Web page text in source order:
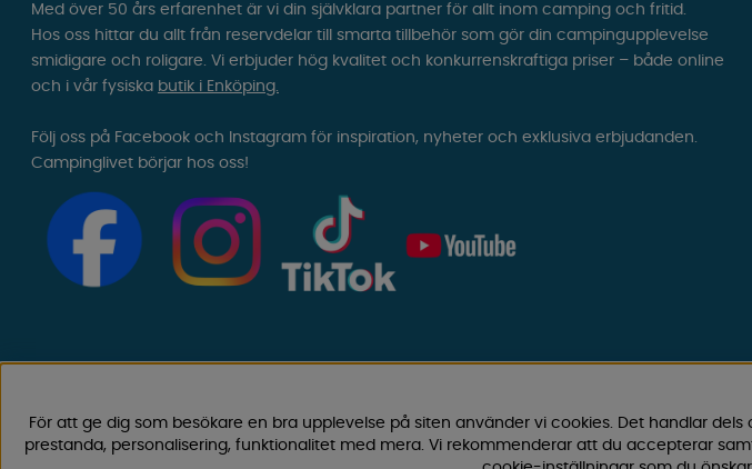
Med över 50 års erfarenhet är vi din självklara partner för allt inom camping och fritid.
Hos oss hittar du allt från reservdelar till smarta tillbehör som gör din campingupplevelse
smidigare och roligare. Vi erbjuder hög kvalitet och konkurrenskraftiga priser – både online
och i vår fysiska butik i Enköping.
Följ oss på Facebook och Instagram för inspiration, nyheter och exklusiva erbjudanden.
Campinglivet börjar hos oss!
För att ge dig som besökare en bra upplevelse på siten använder vi cookies. Det handlar
prestanda, personalisering, funktionalitet med mera. Vi rekommenderar att du accepterar